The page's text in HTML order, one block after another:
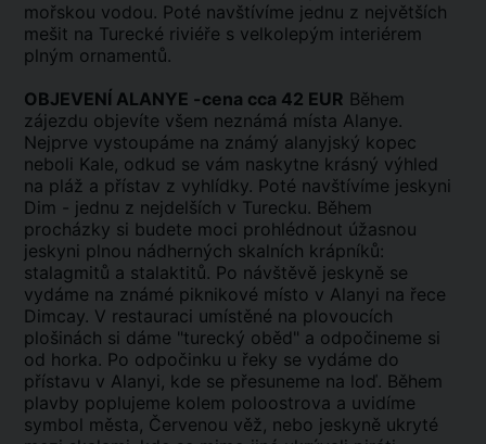
mořskou vodou. Poté navštívíme jednu z největších
mešit na Turecké riviéře s velkolepým interiérem
plným ornamentů.
OBJEVENÍ ALANYE -cena cca 42 EUR Během
zájezdu objevíte všem neznámá místa Alanye.
Nejprve vystoupáme na známý alanyjský kopec
neboli Kale, odkud se vám naskytne krásný výhled
na pláž a přístav z vyhlídky. Poté navštívíme jeskyni
Dim - jednu z nejdelších v Turecku. Během
procházky si budete moci prohlédnout úžasnou
jeskyni plnou nádherných skalních krápníků:
stalagmitů a stalaktitů. Po návštěvě jeskyně se
vydáme na známé piknikové místo v Alanyi na řece
Dimcay. V restauraci umístěné na plovoucích
plošinách si dáme "turecký oběd" a odpočineme si
od horka. Po odpočinku u řeky se vydáme do
přístavu v Alanyi, kde se přesuneme na loď. Během
plavby poplujeme kolem poloostrova a uvidíme
symbol města, Červenou věž, nebo jeskyně ukryté